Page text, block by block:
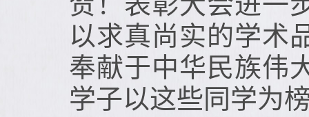
以求真尚实的学术
奉献于中华民族伟
学子以这些同学为